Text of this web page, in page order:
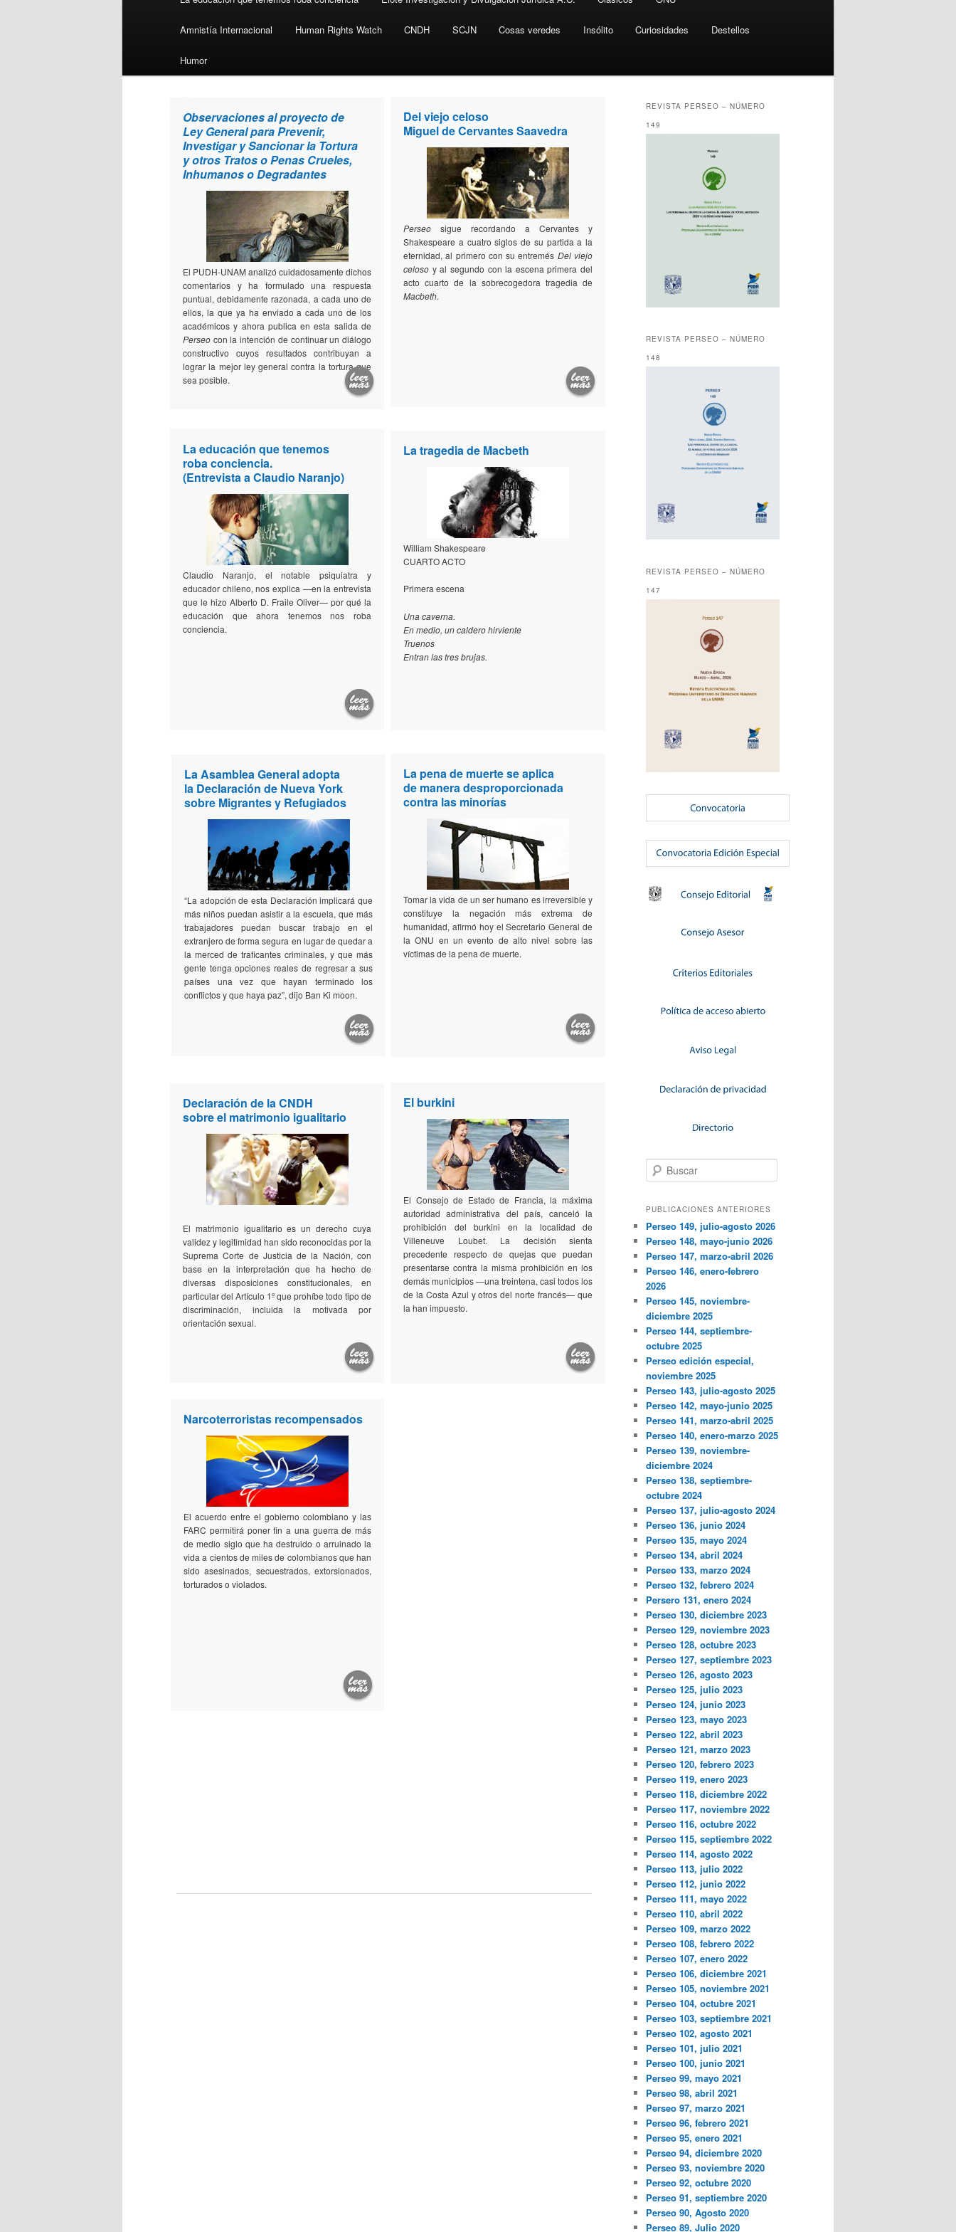
Amnistía Internacional Human Rights Watch CNDH SCJN Cosas veredes Insólito Curiosidades Destellos
Humor
Perseo 44
octubre 2016
Observaciones al proyecto de
Ley General para Prevenir,
Investigar y Sancionar la Tortura
y otros Tratos o Penas Crueles,
Inhumanos o Degradantes
El PUDH-UNAM analizó cuidadosamente dichos
comentarios y ha formulado una respuesta
puntual, debidamente razonada, a cada uno de
ellos, la que ya ha enviado a cada uno de los
académicos y ahora publica en esta salida de
Perseo con la intención de continuar un diálogo
constructivo cuyos resultados contribuyan a
lograr la mejor ley general contra la tortura que
sea posible.
Del viejo celoso
Miguel de Cervantes Saavedra
Perseo sigue recordando a Cervantes y
Shakespeare a cuatro siglos de su partida a la
eternidad, al primero con su entremés Del viejo
celoso y al segundo con la escena primera del
acto cuarto de la sobrecogedora tragedia de
Macbeth.
La educación que tenemos
roba conciencia.
(Entrevista a Claudio Naranjo)
Claudio Naranjo, el notable psiquiatra y
educador chileno, nos explica —en la entrevista
que le hizo Alberto D. Fraile Oliver— por qué la
educación que ahora tenemos nos roba
conciencia.
La tragedia de Macbeth
William Shakespeare
CUARTO ACTO
Primera escena
Una caverna.
En medio, un caldero hirviente
Truenos
Entran las tres brujas.
La Asamblea General adopta
la Declaración de Nueva York
sobre Migrantes y Refugiados
“La adopción de esta Declaración implicará que
más niños puedan asistir a la escuela, que más
trabajadores puedan buscar trabajo en el
extranjero de forma segura en lugar de quedar a
la merced de traficantes criminales, y que más
gente tenga opciones reales de regresar a sus
países una vez que hayan terminado los
conflictos y que haya paz”, dijo Ban Ki moon.
La pena de muerte se aplica
de manera desproporcionada
contra las minorías
Tomar la vida de un ser humano es irreversible y
constituye la negación más extrema de
humanidad, afirmó hoy el Secretario General de
la ONU en un evento de alto nivel sobre las
víctimas de la pena de muerte.
Declaración de la CNDH
sobre el matrimonio igualitario
El matrimonio igualitario es un derecho cuya
validez y legitimidad han sido reconocidas por la
Suprema Corte de Justicia de la Nación, con
base en la interpretación que ha hecho de
diversas disposiciones constitucionales, en
particular del Artículo 1º que prohíbe todo tipo de
discriminación, incluida la motivada por
orientación sexual.
El burkini
El Consejo de Estado de Francia, la máxima
autoridad administrativa del país, canceló la
prohibición del burkini en la localidad de
Villeneuve Loubet. La decisión sienta
precedente respecto de quejas que puedan
presentarse contra la misma prohibición en los
demás municipios —una treintena, casi todos los
de la Costa Azul y otros del norte francés— que
la han impuesto.
Narcoterroristas recompensados
El acuerdo entre el gobierno colombiano y las
FARC permitirá poner fin a una guerra de más
de medio siglo que ha destruido o arruinado la
vida a cientos de miles de colombianos que han
sido asesinados, secuestrados, extorsionados,
torturados o violados.
REVISTA PERSEO – NÚMERO
149
REVISTA PERSEO – NÚMERO
148
REVISTA PERSEO – NÚMERO
147
Buscar
PUBLICACIONES ANTERIORES
Perseo 149, julio-agosto 2026
Perseo 148, mayo-junio 2026
Perseo 147, marzo-abril 2026
Perseo 146, enero-febrero
2026
Perseo 145, noviembre-
diciembre 2025
Perseo 144, septiembre-
octubre 2025
Perseo edición especial,
noviembre 2025
Perseo 143, julio-agosto 2025
Perseo 142, mayo-junio 2025
Perseo 141, marzo-abril 2025
Perseo 140, enero-marzo 2025
Perseo 139, noviembre-
diciembre 2024
Perseo 138, septiembre-
octubre 2024
Perseo 137, julio-agosto 2024
Perseo 136, junio 2024
Perseo 135, mayo 2024
Perseo 134, abril 2024
Perseo 133, marzo 2024
Perseo 132, febrero 2024
Persero 131, enero 2024
Perseo 130, diciembre 2023
Perseo 129, noviembre 2023
Perseo 128, octubre 2023
Perseo 127, septiembre 2023
Perseo 126, agosto 2023
Perseo 125, julio 2023
Perseo 124, junio 2023
Perseo 123, mayo 2023
Perseo 122, abril 2023
Perseo 121, marzo 2023
Perseo 120, febrero 2023
Perseo 119, enero 2023
Perseo 118, diciembre 2022
Perseo 117, noviembre 2022
Perseo 116, octubre 2022
Perseo 115, septiembre 2022
Perseo 114, agosto 2022
Perseo 113, julio 2022
Perseo 112, junio 2022
Perseo 111, mayo 2022
Perseo 110, abril 2022
Perseo 109, marzo 2022
Perseo 108, febrero 2022
Perseo 107, enero 2022
Perseo 106, diciembre 2021
Perseo 105, noviembre 2021
Perseo 104, octubre 2021
Perseo 103, septiembre 2021
Perseo 102, agosto 2021
Perseo 101, julio 2021
Perseo 100, junio 2021
Perseo 99, mayo 2021
Perseo 98, abril 2021
Perseo 97, marzo 2021
Perseo 96, febrero 2021
Perseo 95, enero 2021
Perseo 94, diciembre 2020
Perseo 93, noviembre 2020
Perseo 92, octubre 2020
Perseo 91, septiembre 2020
Perseo 90, Agosto 2020
Perseo 89, Julio 2020